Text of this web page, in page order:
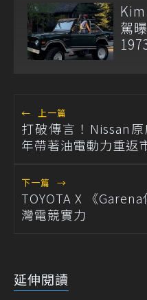
駕
← 上一篇
打破傳言！Nissan
年帶著油電動力重返
下一篇 →
TOYOTA X 《
灣電競實力
延伸閱讀